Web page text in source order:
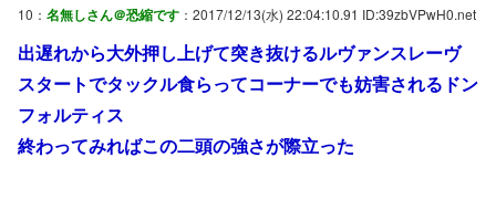
10： 名無しさん＠恐縮です ：2017/12/13(水) 22:04:10.91 ID:39zbVPwH0.net
出遅れから大外押し上げて突き抜けるルヴァンスレーヴ
スタートでタックル食らってコーナーでも妨害されるドン
フォルティス
終わってみればこの二頭の強さが際立った